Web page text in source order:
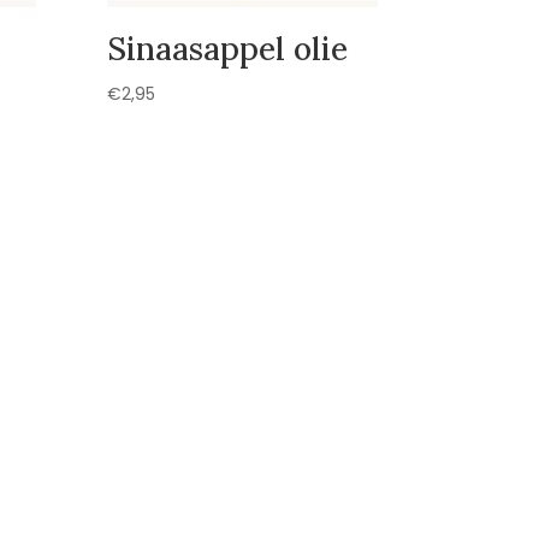
Sinaasappel olie
€2,95